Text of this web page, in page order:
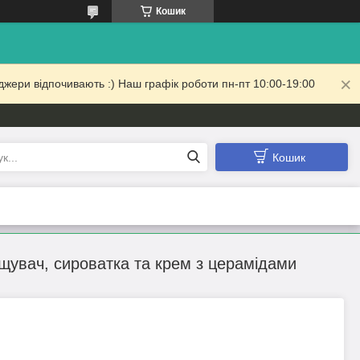
Кошик
відпочивають :) Наш графік роботи пн-пт 10:00-19:00
Кошик
сироватка та крем з церамідами